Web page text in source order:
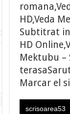
HD,Veda
Subtitrat in
HD
Mektubu –
Marcar el